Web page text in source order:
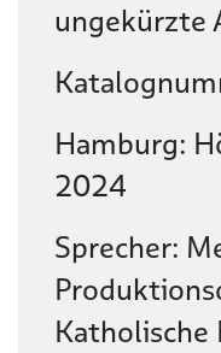
ungekürzte
Hamburg:
2024
Sprecher:
Katholische